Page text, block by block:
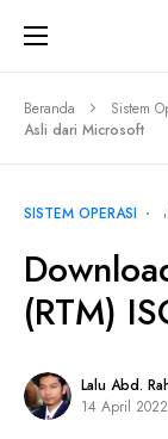
Beranda Sistem
Asli dari Microsoft
SISTEM OPERASI
(RTM)
Lalu Abd.
14 April 2022